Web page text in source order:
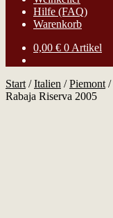
Hilfe (FAQ)
Warenkorb
0,00 € 0 Artikel
Start /Italien /Piemont /
Rabaja Riserva 2005